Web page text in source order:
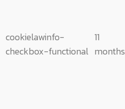
cookielawinfo-
checkbox-functional
11
months